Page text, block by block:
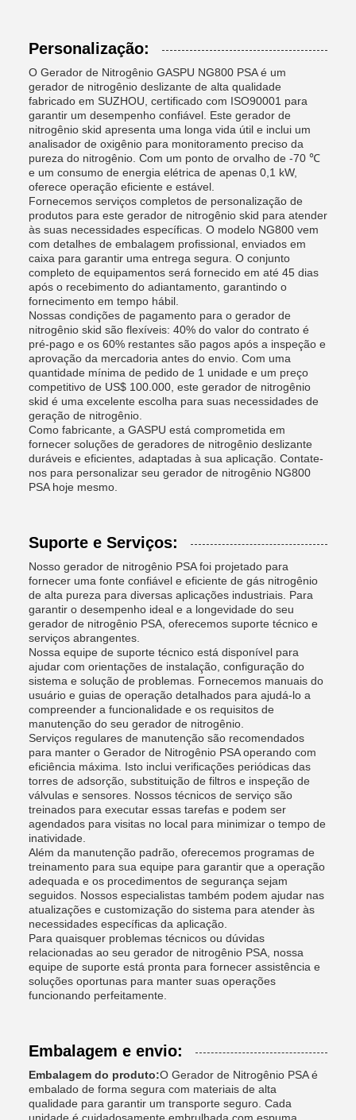
Personalização:
O Gerador de Nitrogênio GASPU NG800 PSA é um
gerador de nitrogênio deslizante de alta qualidade
fabricado em SUZHOU, certificado com ISO90001 para
garantir um desempenho confiável. Este gerador de
nitrogênio skid apresenta uma longa vida útil e inclui um
analisador de oxigênio para monitoramento preciso da
pureza do nitrogênio. Com um ponto de orvalho de -70 ℃
e um consumo de energia elétrica de apenas 0,1 kW,
oferece operação eficiente e estável.
Fornecemos serviços completos de personalização de
produtos para este gerador de nitrogênio skid para atender
às suas necessidades específicas. O modelo NG800 vem
com detalhes de embalagem profissional, enviados em
caixa para garantir uma entrega segura. O conjunto
completo de equipamentos será fornecido em até 45 dias
após o recebimento do adiantamento, garantindo o
fornecimento em tempo hábil.
Nossas condições de pagamento para o gerador de
nitrogênio skid são flexíveis: 40% do valor do contrato é
pré-pago e os 60% restantes são pagos após a inspeção e
aprovação da mercadoria antes do envio. Com uma
quantidade mínima de pedido de 1 unidade e um preço
competitivo de US$ 100.000, este gerador de nitrogênio
skid é uma excelente escolha para suas necessidades de
geração de nitrogênio.
Como fabricante, a GASPU está comprometida em
fornecer soluções de geradores de nitrogênio deslizante
duráveis ​​e eficientes, adaptadas à sua aplicação. Contate-
nos para personalizar seu gerador de nitrogênio NG800
PSA hoje mesmo.
Suporte e Serviços:
Nosso gerador de nitrogênio PSA foi projetado para
fornecer uma fonte confiável e eficiente de gás nitrogênio
de alta pureza para diversas aplicações industriais. Para
garantir o desempenho ideal e a longevidade do seu
gerador de nitrogênio PSA, oferecemos suporte técnico e
serviços abrangentes.
Nossa equipe de suporte técnico está disponível para
ajudar com orientações de instalação, configuração do
sistema e solução de problemas. Fornecemos manuais do
usuário e guias de operação detalhados para ajudá-lo a
compreender a funcionalidade e os requisitos de
manutenção do seu gerador de nitrogênio.
Serviços regulares de manutenção são recomendados
para manter o Gerador de Nitrogênio PSA operando com
eficiência máxima. Isto inclui verificações periódicas das
torres de adsorção, substituição de filtros e inspeção de
válvulas e sensores. Nossos técnicos de serviço são
treinados para executar essas tarefas e podem ser
agendados para visitas no local para minimizar o tempo de
inatividade.
Além da manutenção padrão, oferecemos programas de
treinamento para sua equipe para garantir que a operação
adequada e os procedimentos de segurança sejam
seguidos. Nossos especialistas também podem ajudar nas
atualizações e customização do sistema para atender às
necessidades específicas da aplicação.
Para quaisquer problemas técnicos ou dúvidas
relacionadas ao seu gerador de nitrogênio PSA, nossa
equipe de suporte está pronta para fornecer assistência e
soluções oportunas para manter suas operações
funcionando perfeitamente.
Embalagem e envio:
Embalagem do produto:O Gerador de Nitrogênio PSA é
embalado de forma segura com materiais de alta
qualidade para garantir um transporte seguro. Cada